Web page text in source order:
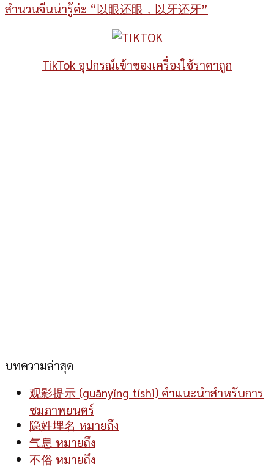
สำนวนจีนน่ารู้ค่ะ “以眼还眼，以牙还牙”
TikTok อุปกรณ์เข้าของเครื่องใช้ราคาถูก
บทความล่าสุด
观影提示 (guānyǐng tíshì) คำแนะนำสำหรับการ
ชมภาพยนตร์
隐姓埋名 หมายถึง
气息 หมายถึง
不俗 หมายถึง